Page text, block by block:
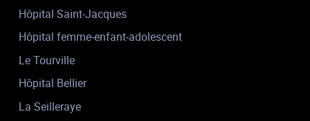
Hôpital Saint-Jacques
Hôpital femme-enfant-adolescent
Le Tourville
Hôpital Bellier
La Seilleraye